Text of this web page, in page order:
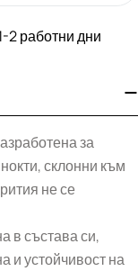
2 работни дни
за
склонни към
не се
в състава си,
и устойчивост на